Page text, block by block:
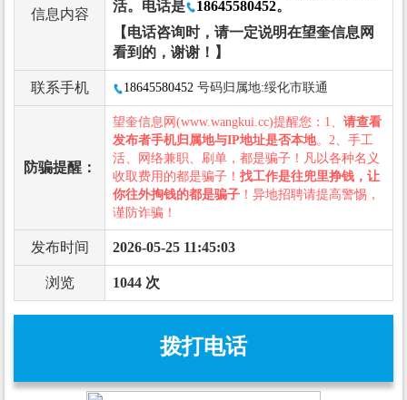
信息内容
活。电话是
18645580452。
【电话咨询时，请一定说明在望奎信息网
看到的，谢谢！】
联系手机 18645580452 号码归属地:绥化市联通
防骗提醒：
望奎信息网(www.wangkui.cc)提醒您：1、 请查看
发布者手机归属地与IP地址是否本地。2、手工
活、网络兼职、刷单，都是骗子！凡以各种名义
收取费用的都是骗子！ 找工作是往兜里挣钱，让
你往外掏钱的都是骗子 ！异地招聘请提高警惕，
谨防诈骗！
发布时间 2026-05-25 11:45:03
浏览 1044 次
拨打电话